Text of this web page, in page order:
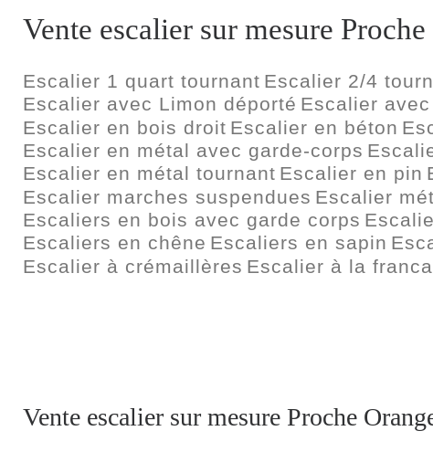
Vente escalier sur mesure
Escalier 1 quart tournant Escalier 2/4
Escalier avec Limon déporté Escalier
Escalier en bois droit Escalier en béton
Escalier en métal avec garde-corps
Escalier en métal tournant Escalier en pin
Escalier marches suspendues Escalier
Escaliers en bois avec garde corps
Escaliers en chêne Escaliers en sapin
Escalier à crémaillères Escalier à la
Vente escalier sur mesure Proche